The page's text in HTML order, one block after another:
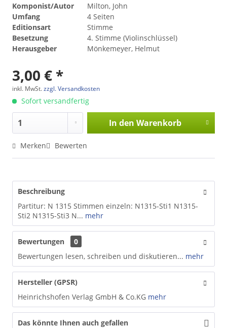
Komponist/Autor
Milton, John
Umfang
4 Seiten
Editionsart
Stimme
Besetzung
4. Stimme (Violinschlüssel)
Herausgeber
Mönkemeyer, Helmut
3,00 € *
inkl. MwSt.zzgl. Versandkosten
Sofort versandfertig
In den Warenkorb
Merken Bewerten
Beschreibung
Partitur: N 1315 Stimmen einzeln: N1315-Sti1 N1315-
Sti2 N1315-Sti3 N... mehr
Bewertungen
0
Bewertungen lesen, schreiben und diskutieren... mehr
Hersteller (GPSR)
Heinrichshofen Verlag GmbH & Co.KG mehr
Das könnte Ihnen auch gefallen